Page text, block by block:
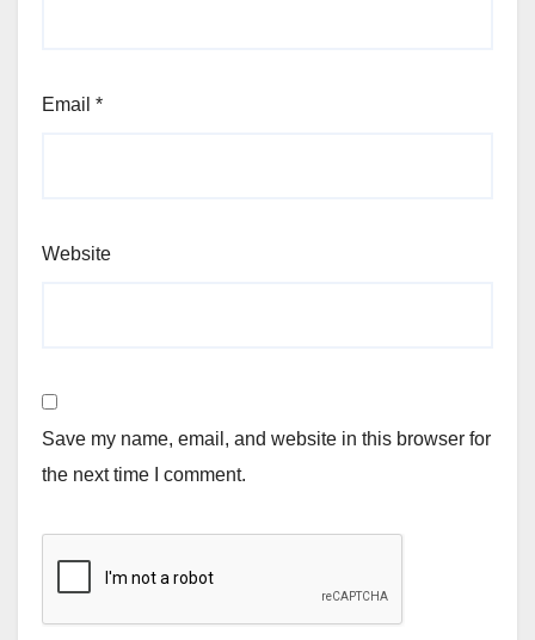
Email *
Website
Save my name, email, and website in this browser for
the next time I comment.